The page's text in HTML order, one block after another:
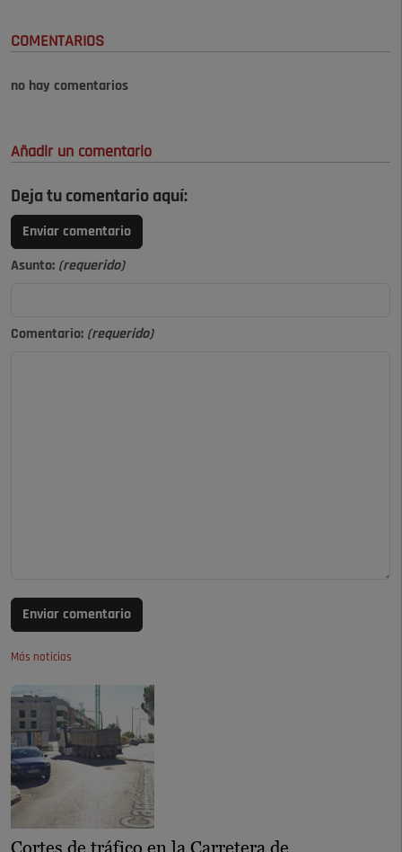
COMENTARIOS
no hay comentarios
Añadir un comentario
Deja tu comentario aquí:
Enviar comentario
Asunto: (requerido)
Comentario: (requerido)
Enviar comentario
Más noticias
Cortes de tráfico en la Carretera de